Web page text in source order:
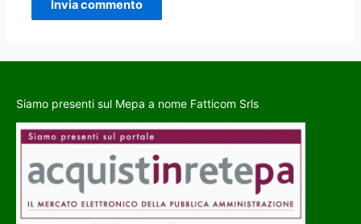
Siamo presenti sul Mepa a nome Fatticom Srls